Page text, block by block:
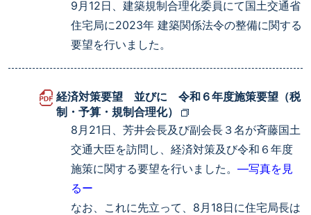
9月12日、建築規制合理化委員にて国土交通省
住宅局に2023年 建築関係法令の整備に関する
要望を行いました。
経済対策要望 並びに 令和６年度施策要望（税
制・予算・規制合理化）
8月21日、芳井会長及び副会長３名が斉藤国土
交通大臣を訪問し、経済対策及び令和６年度
施策に関する要望を行いました。 ―写真を見
るー
なお、これに先立って、8月18日に住宅局長は